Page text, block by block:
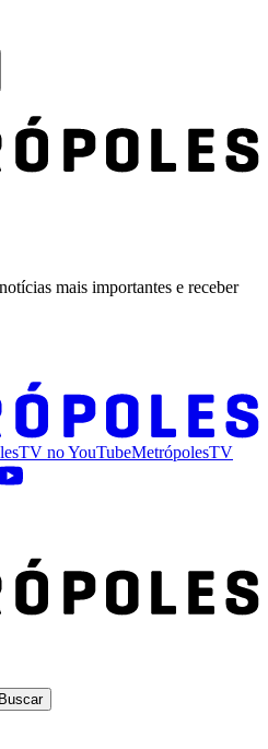
mais importantes e receber
noYouTubeMetrópolesTV
Buscar